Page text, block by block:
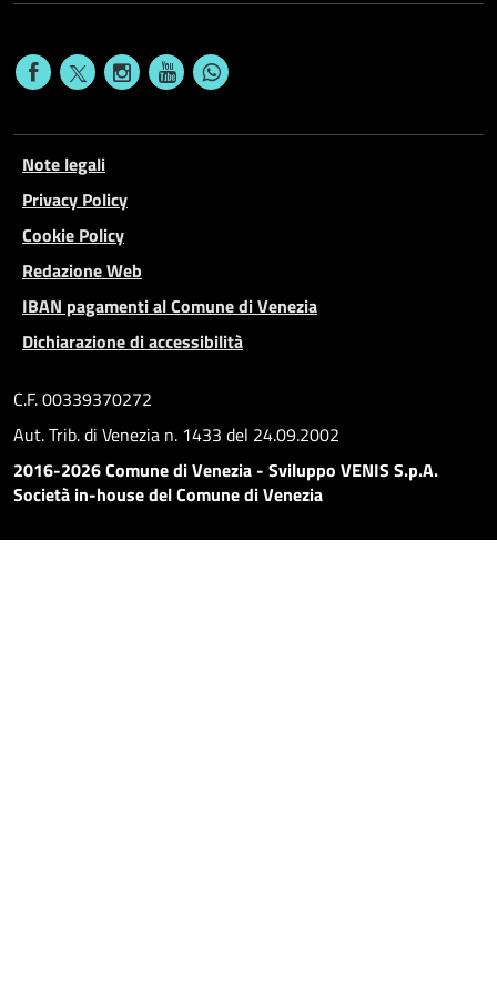
Note legali
Privacy Policy
Cookie Policy
Redazione Web
IBAN pagamenti al Comune di Venezia
Dichiarazione di accessibilità
C.F. 00339370272
Aut. Trib. di Venezia n. 1433 del 24.09.2002
2016-2026 Comune di Venezia - Sviluppo VENIS S.p.A.
Società in-house del Comune di Venezia